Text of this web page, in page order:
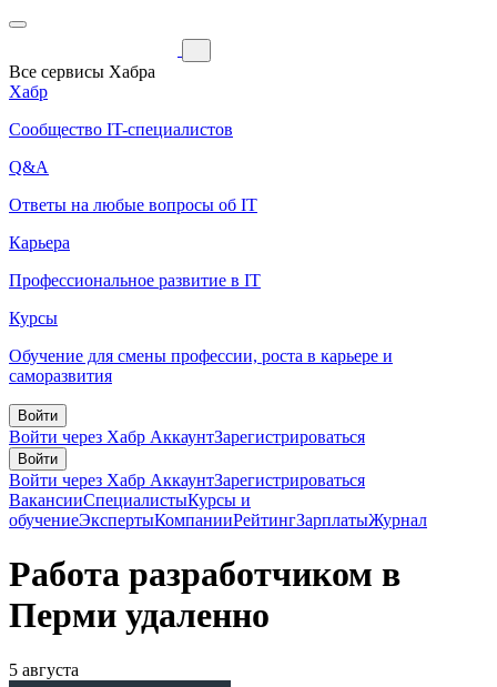
Все сервисы Хабра
Хабр
Сообщество IT-специалистов
Q&A
Ответы на любые вопросы об IT
Карьера
Профессиональное развитие в IT
Курсы
Обучение для смены профессии, роста в карьере и
саморазвития
Войти
Войти через Хабр АккаунтЗарегистрироваться
Войти
Войти через Хабр АккаунтЗарегистрироваться
ВакансииСпециалистыКурсы и
обучениеЭкспертыКомпанииРейтингЗарплатыЖурнал
Работа разработчиком в
Перми удаленно
5 августа